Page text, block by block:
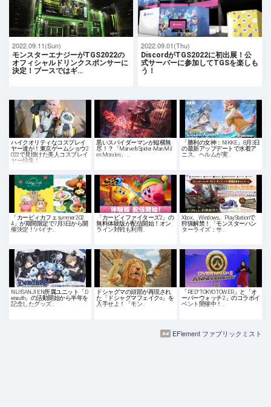
2022.09.11(Sun)
モンスターエナジーがTGS2022の
オフィシャルドリンクスポンサーに
決定！ブースではギ…
2022.09.01(Thu)
DiscordがTGS2022に初出展！公
式サーバーに参加してTGSを楽しも
う！
ハイクオリティなコスプレイ
ヤー達が！東京ゲームショウ2
022で見掛けた美人コスプレイ
ヤー特集！
黒いスパイダーマンが縦横無
尽！？「Marvel’s Spider-Man Mil
es Morales」…
「勝利の女神：NIKKE」8月3日
の最新アップデートで水着ア
ニス、ヘルムが実…
「カービィカフェ summer 202
4」が期間限定で7月3日から開
催決定！“パイナ…
「カービィファイターズ2」の
無料体験版が配信開始！オン
ライン対戦も利用…
Xbox、Windows、PlayStationで
狩猟解禁！「モンスターハン
ターライズ：サ…
NIJISANJI EN所属ユニット「D
enauth」の活動開始から半年を
記念したグッズ…
ドシャグマの頭部が再現され
た「ドシャグマフェイクα」を
入手せよ！「モン…
「RED° TOKYO TOWER」と「オ
ーバーウォッチ 2」のコラボイ
ベント開催中！…
EFlement ファブリックミスト